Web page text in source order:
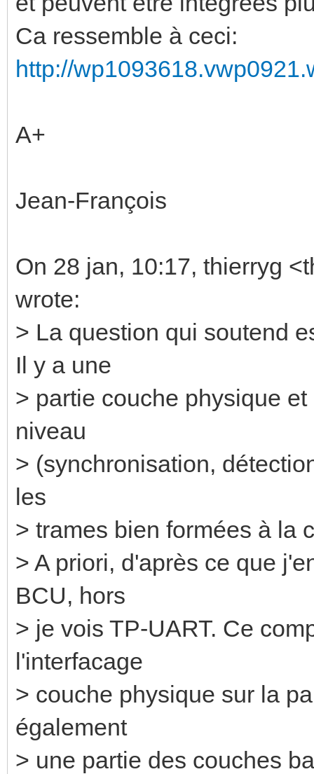
Ca ressemble à ceci:
http://
A+
Jean-François
On 28 jan, 10:17, thierryg
wrote:
> La question qui soutend
Il y a une
> partie couche physique
niveau
> (synchronisation,
les
> trames bien formées à la
> A priori, d'après ce que
BCU, hors
> je vois TP-UART. Ce
l'interfacage
> couche physique sur la
également
> une partie des couches